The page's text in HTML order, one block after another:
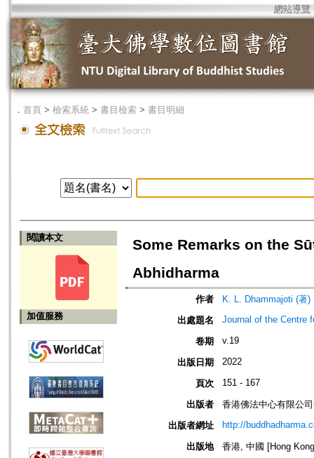
網站導覽
． 首頁 > 檢索系統 > 書目檢索 > 書目明細
閱讀本文
加值服務
Some Remarks on the
Abhidharma
作者
K. L. Dhammajoti (著)
出處題名
Journal of the Centre
卷期 v.19
出版日期 2022
頁次 151 - 167
出版者
香港佛法中心有限公
出版者網址
http://
出版地
香港, 中國 [Hong